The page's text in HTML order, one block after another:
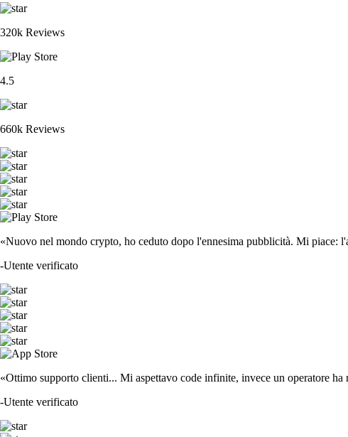
320k Reviews
4.5
660k Reviews
«Nuovo nel mondo crypto, ho ceduto dopo l'ennesima pubblicità. Mi piace:
-Utente verificato
«Ottimo supporto clienti... Mi aspettavo code infinite, invece un operatore
-Utente verificato